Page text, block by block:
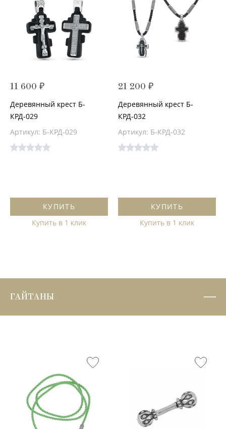
11 600 ₽
Деревянный крест Б-
КРД-029
Артикул: Б-КРД-029
КУПИТЬ
Купить в 1 клик
21 200 ₽
Деревянный крест Б-
КРД-032
Артикул: Б-КРД-032
КУПИТЬ
Купить в 1 клик
ГАЙТАНЫ